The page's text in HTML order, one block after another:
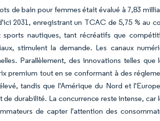
de bain pour femmes était évalué à 7,83
2031, enregistrant un TCAC de 5,75 % au
sports nautiques, tant récréatifs que
stimulent la demande. Les canaux
Parallèlement, des innovations telles
premium tout en se conformant à des
tandis que l'Amérique du Nord et
durabilité. La concurrence reste intense,
de capter l'attention des